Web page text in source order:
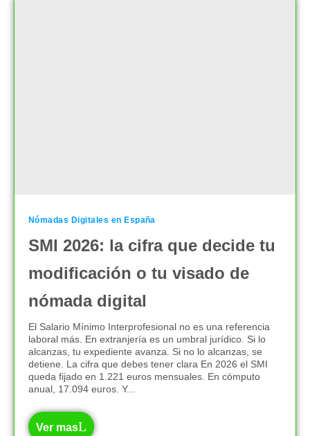
Nómadas Digitales en España
SMI 2026: la cifra que decide tu
modificación o tu visado de
nómada digital
El Salario Mínimo Interprofesional no es una referencia
laboral más. En extranjería es un umbral jurídico. Si lo
alcanzas, tu expediente avanza. Si no lo alcanzas, se
detiene. La cifra que debes tener clara En 2026 el SMI
queda fijado en 1.221 euros mensuales. En cómputo
anual, 17.094 euros. Y...
Ver mas